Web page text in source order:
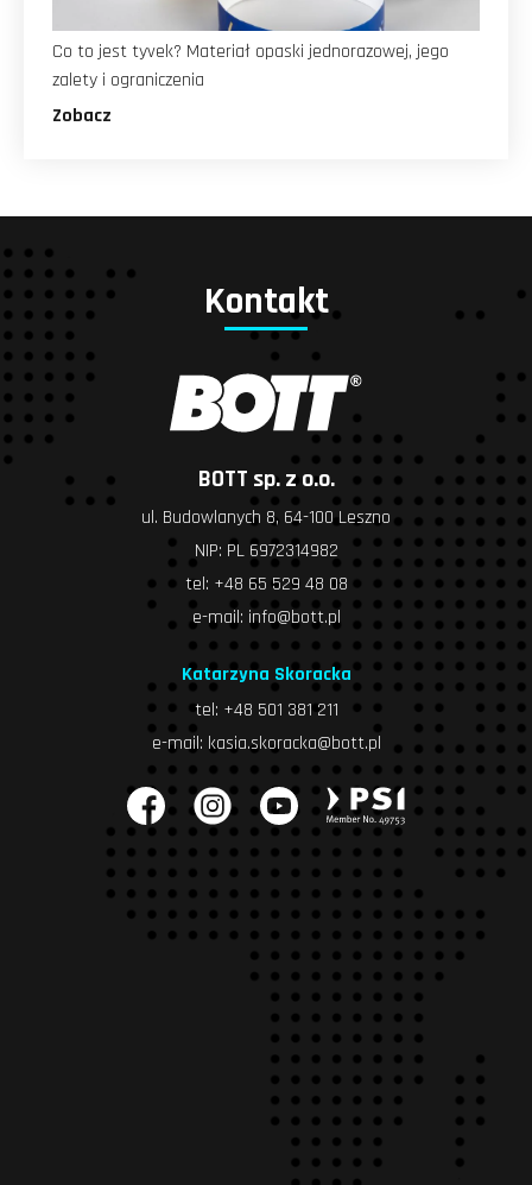
Co to jest tyvek? Materiał opaski jednorazowej, jego
zalety i ograniczenia
Zobacz
Kontakt
BOTT sp. z o.o.
ul. Budowlanych 8, 64-100 Leszno
NIP: PL 6972314982
tel: +48 65 529 48 08
e-mail: info@bott.pl
Katarzyna Skoracka
tel: +48 501 381 211
e-mail: kasia.skoracka@bott.pl